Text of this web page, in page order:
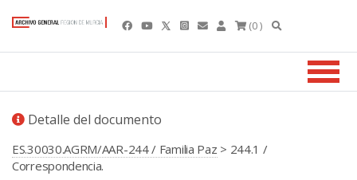
(0 )
Detalle del documento
ES.30030.AGRM/AAR-244 / Familia Paz > 244.1 /
Correspondencia.